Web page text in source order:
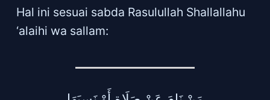
Hal ini sesuai sabda Rasulullah Shallallahu
‘alaihi wa sallam: